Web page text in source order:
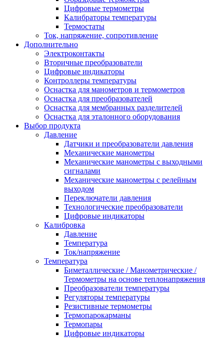
Цифровые термометры
Калибраторы температуры
Термостаты
Ток, напряжение, сопротивление
Дополнительно
Электроконтакты
Вторичные преобразователи
Цифровые индикаторы
Контроллеры температуры
Оснастка для манометров и термометров
Оснастка для преобразователей
Оснастка для мембранных разделителей
Оснастка для эталонного оборудования
Выбор продукта
Давление
Датчики и преобразователи давления
Механические манометры
Механические манометры с выходными
сигналами
Механические манометры с релейным
выходом
Переключатели давления
Технологические преобразователи
Цифровые индикаторы
Калибровка
Давление
Температура
Ток/напряжение
Температура
Биметаллические / Манометрические /
Термометры на основе теплонапряжения
Преобразователи температуры
Регуляторы температуры
Резистивные термометры
Термопарокарманы
Термопары
Цифровые индикаторы